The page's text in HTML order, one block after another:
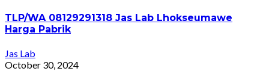
TLP/WA 08129291318 Jas Lab Lhokseumawe
Harga Pabrik
Jas Lab
October 30, 2024